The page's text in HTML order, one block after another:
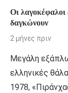
Οι λαγοκέφαλοι
δαγκώνουν
2 μήνες πριν
Μεγάλη
ελληνικές
1978,